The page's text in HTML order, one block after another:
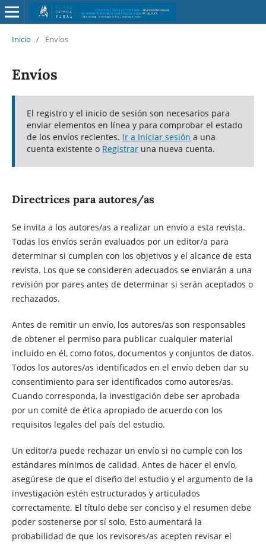
Inicio / Envíos
Envíos
El registro y el inicio de sesión son necesarios para
enviar elementos en línea y para comprobar el estado
de los envíos recientes. Ir a Iniciar sesión a una
cuenta existente o Registraruna nueva cuenta.
Directrices para autores/as
Se invita a los autores/as a realizar un envío a esta revista.
Todas los envíos serán evaluados por un editor/a para
determinar si cumplen con los objetivos y el alcance de esta
revista. Los que se consideren adecuados se enviarán a una
revisión por pares antes de determinar si serán aceptados o
rechazados.
Antes de remitir un envío, los autores/as son responsables
de obtener el permiso para publicar cualquier material
incluido en él, como fotos, documentos y conjuntos de datos.
Todos los autores/as identificados en el envío deben dar su
consentimiento para ser identificados como autores/as.
Cuando corresponda, la investigación debe ser aprobada
por un comité de ética apropiado de acuerdo con los
requisitos legales del país del estudio.
Un editor/a puede rechazar un envío si no cumple con los
estándares mínimos de calidad. Antes de hacer el envío,
asegúrese de que el diseño del estudio y el argumento de la
investigación estén estructurados y articulados
correctamente. El título debe ser conciso y el resumen debe
poder sostenerse por sí solo. Esto aumentará la
probabilidad de que los revisores/as acepten revisar el